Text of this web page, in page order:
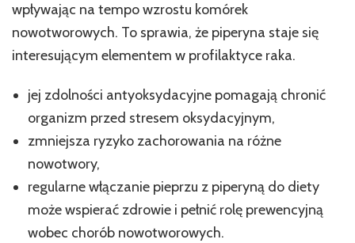
wpływając na tempo wzrostu komórek
nowotworowych. To sprawia, że piperyna staje się
interesującym elementem w profilaktyce raka.
jej zdolności antyoksydacyjne pomagają chronić
organizm przed stresem oksydacyjnym,
zmniejsza ryzyko zachorowania na różne
nowotwory,
regularne włączanie pieprzu z piperyną do diety
może wspierać zdrowie i pełnić rolę prewencyjną
wobec chorób nowotworowych.